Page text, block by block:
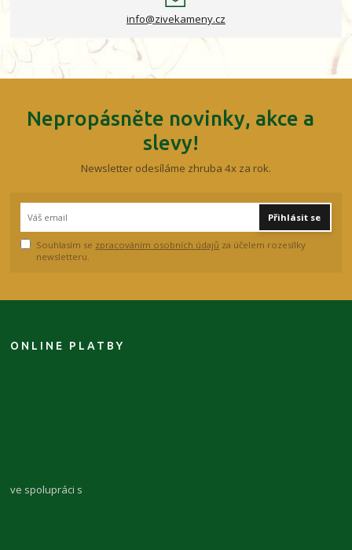
info@zivekameny.cz
Nepropásněte novinky, akce a
slevy!
Newsletter odesíláme zhruba 4x za rok.
Přihlásit se
Souhlasím se zpracováním osobních údajů za účelem rozesílky
newsletteru.
ONLINE PLATBY
ve spolupráci s